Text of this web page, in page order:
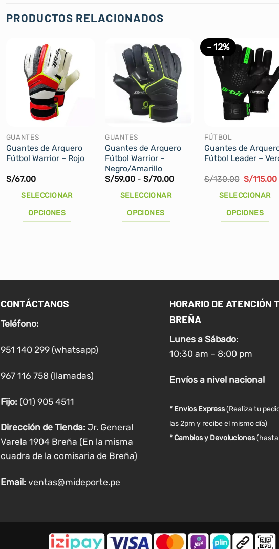
PRODUCTOS RELACIONADOS
GUANTES
Guantes de Arquero
Fútbol Warrior – Rojo
S/67.00
SELECCIONAR
OPCIONES
variantes.
opciones
se
en
página
producto
GUANTES
Guantes de Arquero
Fútbol Warrior –
Negro/Amarillo
S/59.00 - S/70.00Rango
SELECCIONAR
OPCIONES
variantes.
- 12%
FÚTBOL
Guantes de
Fútbol Leader –
S/130.00 El
precio
original
S/130.00.
S/115.00El
SELECCIONAR
OPCIONES
variantes.
opciones
elegir
en
página
producto
CONTÁCTANOS
Teléfono:
951 140 299 (whatsapp)
967 116 758 (llamadas)
Fijo: (01) 905 4511
Dirección de Tienda: Jr. General
Varela 1904 Breña (En la misma
cuadra de la comisaria de Breña)
Email: ventas@mideporte.pe
HORARIO DE ATENCIÓN
BREÑA
Lunes a Sábado:
10:30 am – 8:00 pm
Envíosa nivel nacional
* Envíos Express(Realiza tu
las 2pm y recibe el mismo día)
* Cambios y Devoluciones (hasta